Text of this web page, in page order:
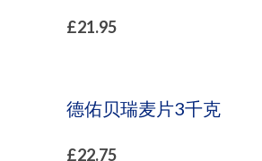
£21.95
德佑贝瑞麦片3千克
£22.75